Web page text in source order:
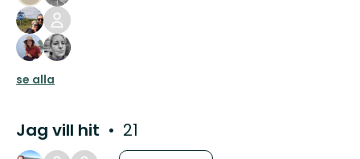
se alla
Jag vill hit 21